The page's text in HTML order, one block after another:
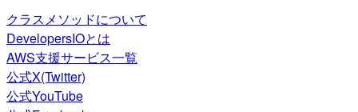
クラスメソッドについて
DevelopersIOとは
AWS支援サービス一覧
公式X(Twitter)
公式YouTube